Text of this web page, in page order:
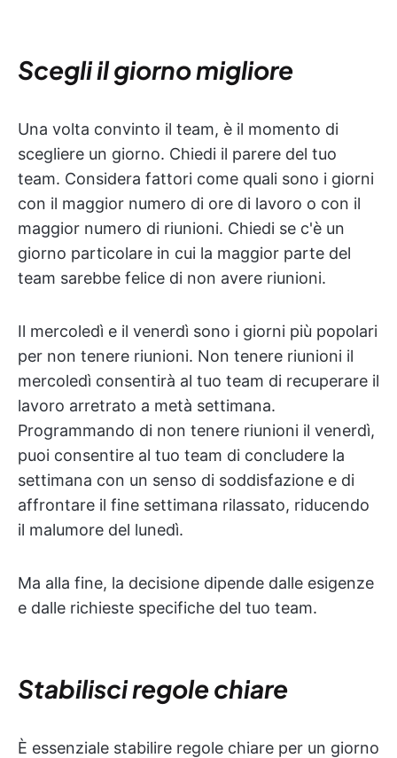
Scegli il giorno migliore
Una volta convinto il team, è il momento di
scegliere un giorno. Chiedi il parere del tuo
team. Considera fattori come quali sono i giorni
con il maggior numero di ore di lavoro o con il
maggior numero di riunioni. Chiedi se c'è un
giorno particolare in cui la maggior parte del
team sarebbe felice di non avere riunioni.
Il mercoledì e il venerdì sono i giorni più popolari
per non tenere riunioni. Non tenere riunioni il
mercoledì consentirà al tuo team di recuperare il
lavoro arretrato a metà settimana.
Programmando di non tenere riunioni il venerdì,
puoi consentire al tuo team di concludere la
settimana con un senso di soddisfazione e di
affrontare il fine settimana rilassato, riducendo
il malumore del lunedì.
Ma alla fine, la decisione dipende dalle esigenze
e dalle richieste specifiche del tuo team.
Stabilisci regole chiare
È essenziale stabilire regole chiare per un giorno